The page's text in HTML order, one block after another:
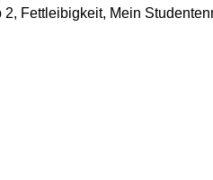
Fettleibigkeit, Mein